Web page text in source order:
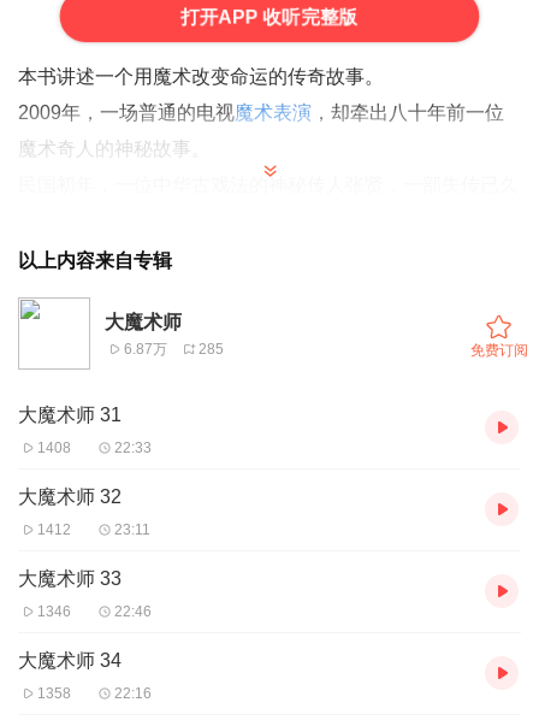
打开APP 收听完整版
本书讲述一个用魔术改变命运的传奇故事。
2009年，一场普通的电视魔术表演 ，却牵出八十年前一位
魔术奇人的神秘故事。
座，北平城为魔术疯狂。他的出现更搅动了京城势力格局，
引发官、匪、西方列强拼死角逐。
正值此时，五年一度、代表魔术界最高水平的万国魔术大会
在英国伦敦
他克服重重困难，决赛中用神乎其技的"无缘火球术"力压群
雄。他用表演唤醒民族斗志，被西方顶级魔术界尊称为"大
声誉与危险接踵而至，回国后，张贤陷入了一个由权霸段士
险似乎又是他有意为之。此时，张贤的神秘身世渐渐揭开，
一场十年前的恩怨情仇浮出水面……
以上内容来自专辑
大魔术师
6.87万 285 免费订阅
大魔术师 31
1408 22:33
大魔术师 32
1412 23:11
大魔术师 33
1346 22:46
大魔术师 34
1358 22:16